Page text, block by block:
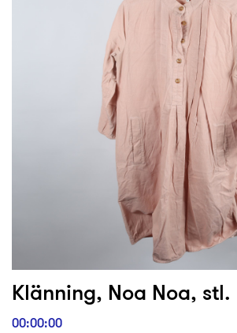
Klänning, Noa Noa, stl.
00:00:00